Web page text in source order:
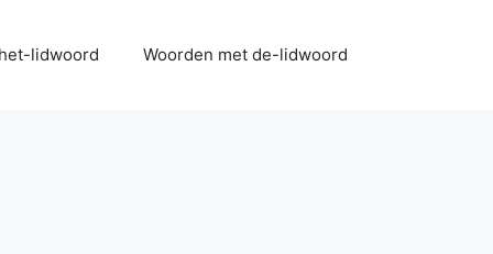
lidwoord Woorden met de-lidwoord